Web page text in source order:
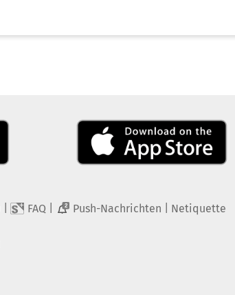
FAQ 2 Push-Nachrichten Netiquette